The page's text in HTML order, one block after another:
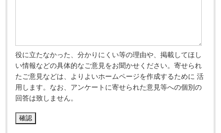
役に立たなかった、分かりにくい等の理由や、掲載してほし
い情報などの具体的なご意見をお聞かせください。寄せられ
たご意見などは、よりよいホームページを作成するために 活
用します。なお、アンケートに寄せられた意見等への個別の
回答は致しません。